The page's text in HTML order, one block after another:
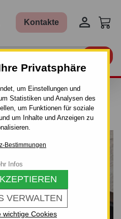
Privatsphäre
um Einstellungen und
Statistiken und Analysen des
um Funktionen für soziale
um Inhalte und Anzeigen zu
Bestimmungen
VERWALTEN
wichtige Cookies
Infos
Kontakte 
FÜR SKODA FABIA I
– ABNEHMBARES